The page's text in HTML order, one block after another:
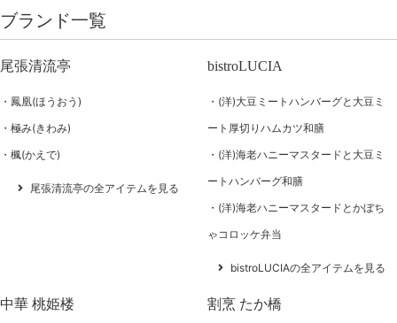
ブランド一覧
尾張清流亭
鳳凰(ほうおう)
極み(きわみ)
楓(かえで)
尾張清流亭の全アイテムを見る
bistroLUCIA
(洋)大豆ミートハンバーグと大豆ミ
ート厚切りハムカツ和膳
(洋)海老ハニーマスタードと大豆ミ
ートハンバーグ和膳
(洋)海老ハニーマスタードとかぼち
ゃコロッケ弁当
bistroLUCIAの全アイテムを見る
中華 桃姫楼 割烹 たか橋